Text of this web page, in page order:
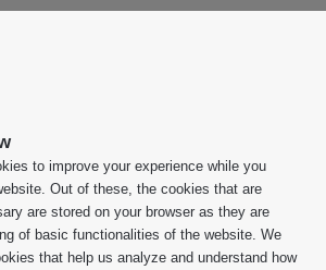
to improve your experience while you
Out of these, the cookies that are
are stored on your browser as they are
of basic functionalities of the website. We
that help us analyze and understand how